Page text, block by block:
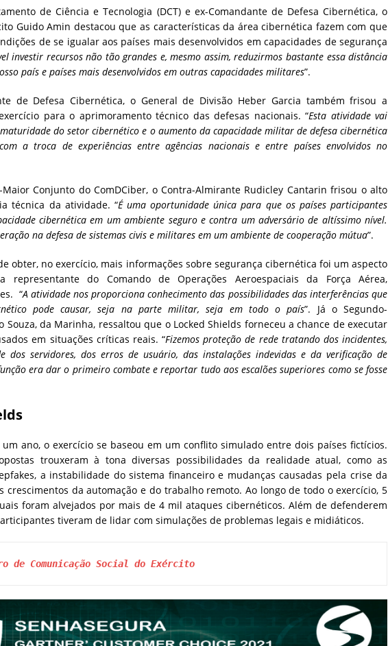
de Ciência e Tecnologia (DCT) e ex-Comandante de Defesa Cibernética, o
Guido Amin destacou que as características da área cibernética fazem com que
de se igualar aos países mais desenvolvidos em capacidades de segurança
investir recursos não tão grandes e, mesmo assim, reduzirmos bastante essa distância
país e países mais desenvolvidos em outras capacidades militares”.
de Defesa Cibernética, o General de Divisão Heber Garcia também frisou a
para o aprimoramento técnico das defesas nacionais. “Esta atividade vai
do setor cibernético e o aumento da capacidade militar de defesa cibernética
a troca de experiências entre agências nacionais e entre países envolvidos no
Maior Conjunto do ComDCiber, o Contra-Almirante Rudicley Cantarin frisou o alto
técnica da atividade. “É uma oportunidade única para que os países participantes
cibernética em um ambiente seguro e contra um adversário de altíssimo nível.
na defesa de sistemas civis e militares em um ambiente de cooperação mútua”.
obter, no exercício, mais informações sobre segurança cibernética foi um aspecto
representante do Comando de Operações Aeroespaciais da Força Aérea,
“A atividade nos proporciona conhecimento das possibilidades das interferências que
pode causar, seja na parte militar, seja em todo o país”. Já o Segundo-
Souza, da Marinha, ressaltou que o Locked Shields forneceu a chance de executar
em situações críticas reais. “Fizemos proteção de rede tratando dos incidentes,
dos servidores, dos erros de usuário, das instalações indevidas e da verificação de
era dar o primeiro combate e reportar tudo aos escalões superiores como se fosse
ano, o exercício se baseou em um conflito simulado entre dois países fictícios.
trouxeram à tona diversas possibilidades da realidade atual, como as
a instabilidade do sistema financeiro e mudanças causadas pela crise da
crescimentos da automação e do trabalho remoto. Ao longo de todo o exercício, 5
foram alvejados por mais de 4 mil ataques cibernéticos. Além de defenderem
tiveram de lidar com simulações de problemas legais e midiáticos.
de Comunicação Social do Exército